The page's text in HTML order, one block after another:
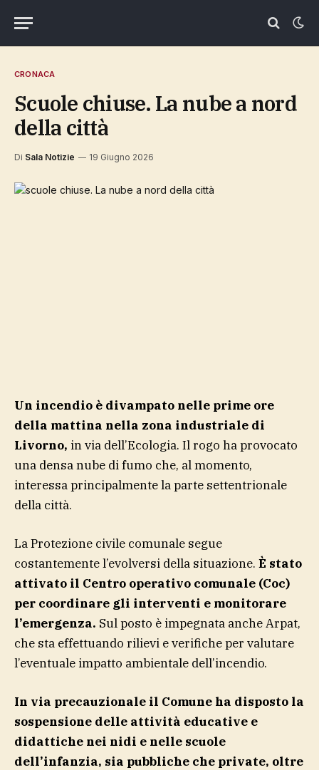
CRONACA
scuole chiuse. La nube a nord
della città
Di Sala Notizie 19 Giugno 2026
Un incendio è divampato nelle prime ore
della mattina nella zona industriale di
Livorno, in via dell’Ecologia. Il rogo ha provocato
una densa nube di fumo che, al momento,
interessa principalmente la parte settentrionale
della città.
La Protezione civile comunale segue
costantemente l’evolversi della situazione. È stato
attivato il Centro operativo comunale (Coc)
per coordinare gli interventi e monitorare
l’emergenza. Sul posto è impegnata anche Arpat,
che sta effettuando rilievi e verifiche per valutare
l’eventuale impatto ambientale dell’incendio.
In via precauzionale il Comune ha disposto la
sospensione delle attività educative e
didattiche nei nidi e nelle scuole
dell’infanzia, sia pubbliche che private, oltre